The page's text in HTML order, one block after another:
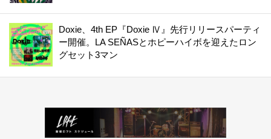
Doxie、4th EP『Doxie Ⅳ』先行リリースパーティ
ー開催。LA SEÑASとホピーハイボを迎えたロン
グセット3マン